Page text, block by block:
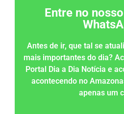
Entre no
Antes de ir, que tal se
mais importantes do dia?
Portal Dia a Dia Notícia e
acontecendo no
apenas um